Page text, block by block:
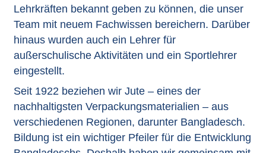
Lehrkräften bekannt geben zu können, die unser
Team mit neuem Fachwissen bereichern. Darüber
hinaus wurden auch ein Lehrer für
außerschulische Aktivitäten und ein Sportlehrer
eingestellt.
Seit 1922 beziehen wir Jute– eines der
nachhaltigsten Verpackungsmaterialien – aus
verschiedenen Regionen, darunter Bangladesch.
Bildung ist ein wichtiger Pfeiler für die Entwicklung